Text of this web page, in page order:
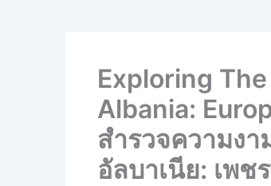
Exploring
Albania:
สำรวจความง
อัลบาเนีย: เพ